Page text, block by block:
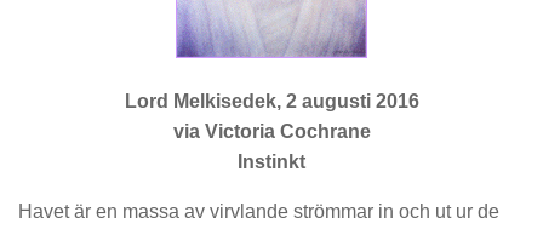
Lord Melkisedek, 2 augusti 2016
via Victoria Cochrane
Instinkt
Havet är en massa av virvlande strömmar in och ut ur de